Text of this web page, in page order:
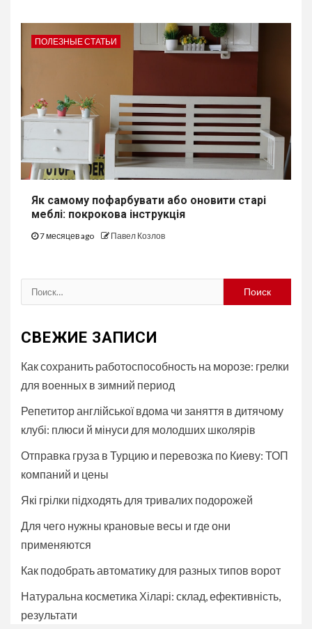
ПОЛЕЗНЫЕ СТАТЬИ
Як самому пофарбувати або оновити старі
меблі: покрокова інструкція
7 месяцев ago Павел Козлов
Найти:
СВЕЖИЕ ЗАПИСИ
Как сохранить работоспособность на морозе: грелки
для военных в зимний период
Репетитор англійської вдома чи заняття в дитячому
клубі: плюси й мінуси для молодших школярів
Отправка груза в Турцию и перевозка по Киеву: ТОП
компаний и цены
Які грілки підходять для тривалих подорожей
Для чего нужны крановые весы и где они
применяются
Как подобрать автоматику для разных типов ворот
Натуральна косметика Хіларі: склад, ефективність,
результати